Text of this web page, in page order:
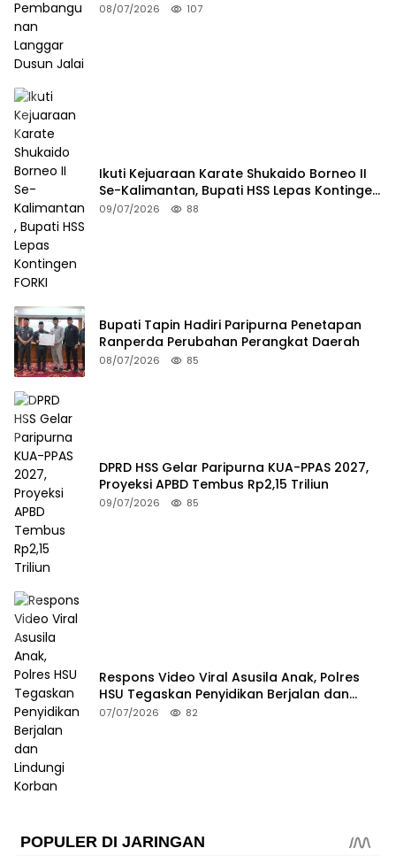
08/07/2026 107
Ikuti Kejuaraan Karate Shukaido Borneo II
Se-Kalimantan, Bupati HSS Lepas Kontingen
FORKI
09/07/2026 88
Bupati Tapin Hadiri Paripurna Penetapan
Ranperda Perubahan Perangkat Daerah
08/07/2026 85
DPRD HSS Gelar Paripurna KUA-PPAS 2027,
Proyeksi APBD Tembus Rp2,15 Triliun
09/07/2026 85
Respons Video Viral Asusila Anak, Polres
HSU Tegaskan Penyidikan Berjalan dan
Lindungi Korban
07/07/2026 82